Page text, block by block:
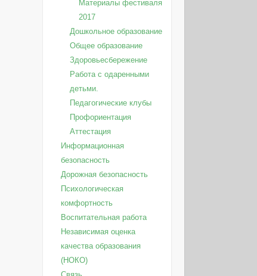
Материалы фестиваля
2017
Дошкольное образование
Общее образование
Здоровьесбережение
Работа с одаренными
детьми.
Педагогические клубы
Профориентация
Аттестация
Информационная
безопасность
Дорожная безопасность
Психологическая
комфортность
Воспитательная работа
Независимая оценка
качества образования
(НОКО)